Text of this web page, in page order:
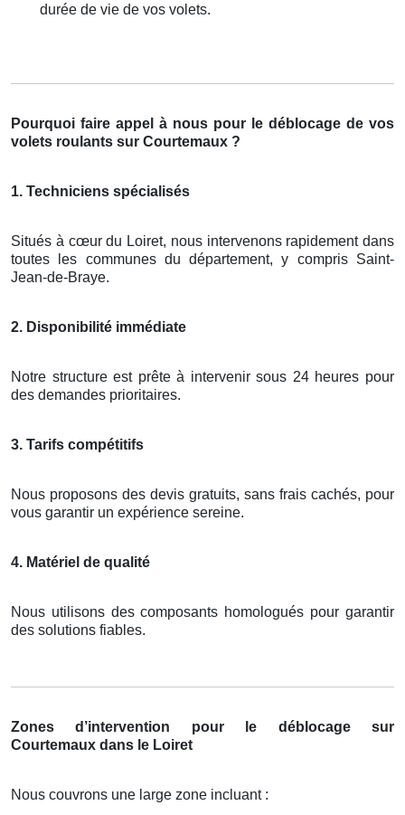
durée de vie de vos volets.
Pourquoi faire appel à nous pour le déblocage de vos
volets roulants sur Courtemaux ?
1. Techniciens spécialisés
Situés à cœur du Loiret, nous intervenons rapidement dans
toutes les communes du département, y compris Saint-
Jean-de-Braye.
2. Disponibilité immédiate
Notre structure est prête à intervenir sous 24 heures pour
des demandes prioritaires.
3. Tarifs compétitifs
Nous proposons des devis gratuits, sans frais cachés, pour
vous garantir un expérience sereine.
4. Matériel de qualité
Nous utilisons des composants homologués pour garantir
des solutions fiables.
Zones d’intervention pour le déblocage sur
Courtemaux dans le Loiret
Nous couvrons une large zone incluant :